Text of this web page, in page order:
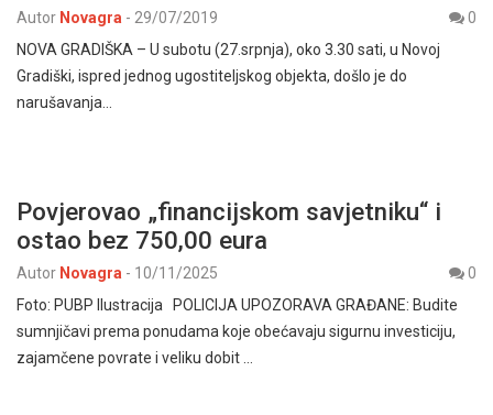
Autor Novagra - 29/07/2019
0
NOVA GRADIŠKA – U subotu (27.srpnja), oko 3.30 sati, u Novoj
Gradiški, ispred jednog ugostiteljskog objekta, došlo je do
narušavanja…
Povjerovao „financijskom savjetniku“ i
ostao bez 750,00 eura
Autor Novagra - 10/11/2025
0
Foto: PUBP Ilustracija POLICIJA UPOZORAVA GRAĐANE: Budite
sumnjičavi prema ponudama koje obećavaju sigurnu investiciju,
zajamčene povrate i veliku dobit …